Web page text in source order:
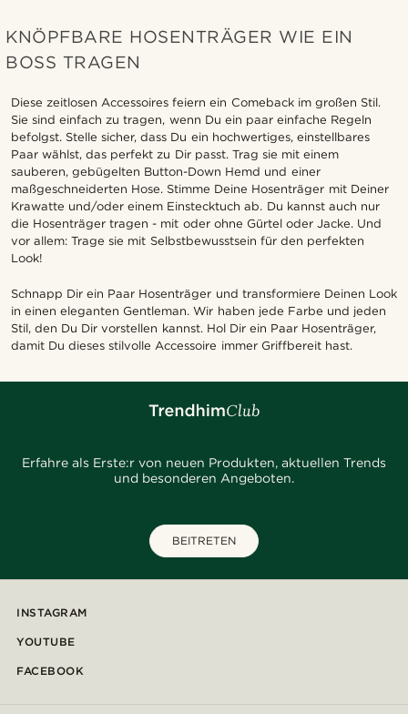
KNÖPFBARE HOSENTRÄGER WIE EIN
BOSS TRAGEN
Diese zeitlosen Accessoires feiern ein Comeback im großen Stil.
Sie sind einfach zu tragen, wenn Du ein paar einfache Regeln
befolgst. Stelle sicher, dass Du ein hochwertiges, einstellbares
Paar wählst, das perfekt zu Dir passt. Trag sie mit einem
sauberen, gebügelten Button-Down Hemd und einer
maßgeschneiderten Hose. Stimme Deine Hosenträger mit Deiner
Krawatte und/oder einem Einstecktuch ab. Du kannst auch nur
die Hosenträger tragen - mit oder ohne Gürtel oder Jacke. Und
vor allem: Trage sie mit Selbstbewusstsein für den perfekten
Look!
Schnapp Dir ein Paar Hosenträger und transformiere Deinen Look
in einen eleganten Gentleman. Wir haben jede Farbe und jeden
Stil, den Du Dir vorstellen kannst. Hol Dir ein Paar Hosenträger,
damit Du dieses stilvolle Accessoire immer Griffbereit hast.
Erfahre als Erste:r von neuen Produkten, aktuellen Trends
und besonderen Angeboten.
BEITRETEN
INSTAGRAM
YOUTUBE
FACEBOOK